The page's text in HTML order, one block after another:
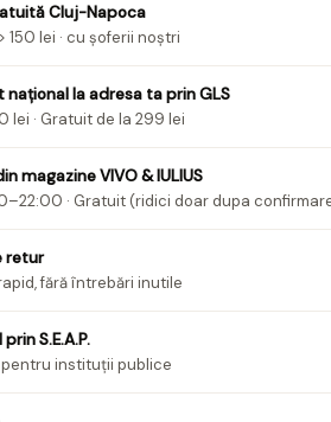
pentru
copii
Cluj-Napoca
150 lei · cu șoferii noștri
național la adresa ta prin GLS
lei · Gratuit de la 299 lei
magazine VIVO & IULIUS
· Gratuit (ridici doar dupa
retur
fără întrebări inutile
S.E.A.P.
instituții publice